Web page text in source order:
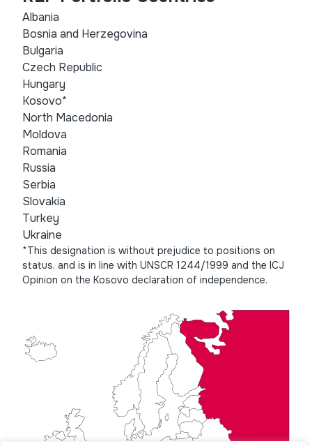
Albania
Bosnia and Herzegovina
Bulgaria
Czech Republic
Hungary
Kosovo*
North Macedonia
Moldova
Romania
Russia
Serbia
Slovakia
Turkey
Ukraine
*This designation is without prejudice to positions on
status, and is in line with UNSCR 1244/1999 and the ICJ
Opinion on the Kosovo declaration of independence.